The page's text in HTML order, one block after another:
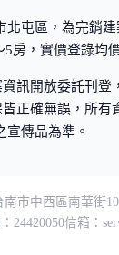
北屯區，為完銷建
房，實價登錄均
訊開放委託刊登
正確無誤，所有
宣傳品為準。
南市中西區南華街
24420050信箱：